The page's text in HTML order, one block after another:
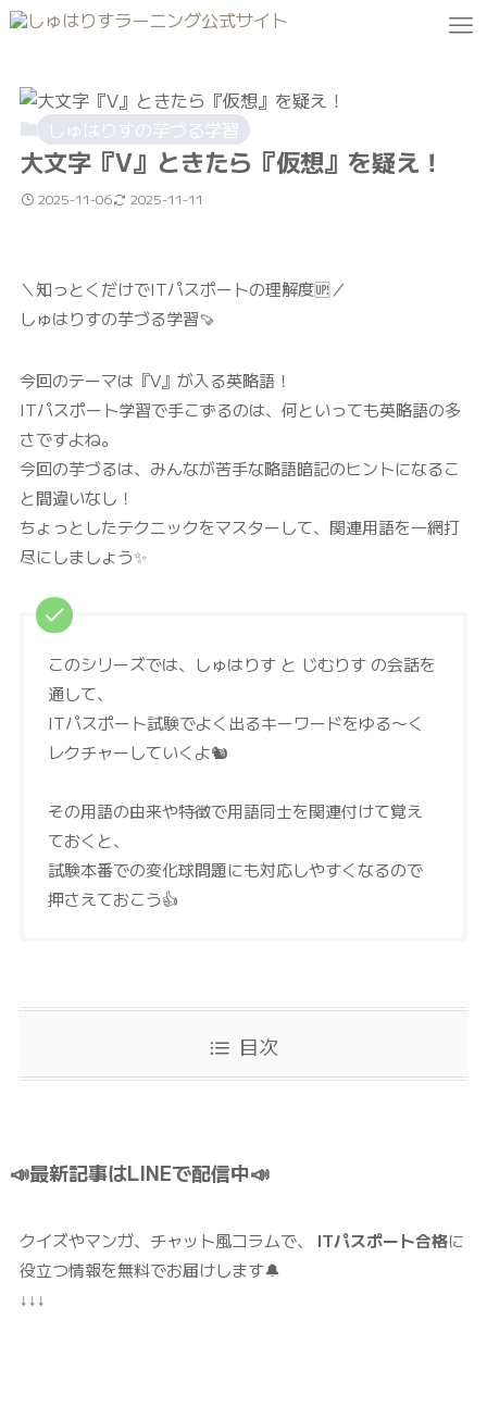
しゅはりすの芋づる学習
大文字『V』ときたら『仮想』を疑え！
2025-11-06 2025-11-11
＼知っとくだけでITパスポートの理解度🆙／
しゅはりすの芋づる学習🍠
今回のテーマは『V』が入る英略語！
ITパスポート学習で手こずるのは、何といっても英略語の多
さですよね。
今回の芋づるは、みんなが苦手な略語暗記のヒントになるこ
と間違いなし！
ちょっとしたテクニックをマスターして、関連用語を一網打
尽にしましょう✨
このシリーズでは、しゅはりす と じむりす の会話を
通して、
ITパスポート試験でよく出るキーワードをゆる〜く
レクチャーしていくよ🐿️
その用語の由来や特徴で用語同士を関連付けて覚え
ておくと、
試験本番での変化球問題にも対応しやすくなるので
押さえておこう👍
目次
📣最新記事はLINEで配信中📣
クイズやマンガ、チャット風コラムで、 ITパスポート合格に
役立つ情報を無料でお届けします🔔
↓↓↓